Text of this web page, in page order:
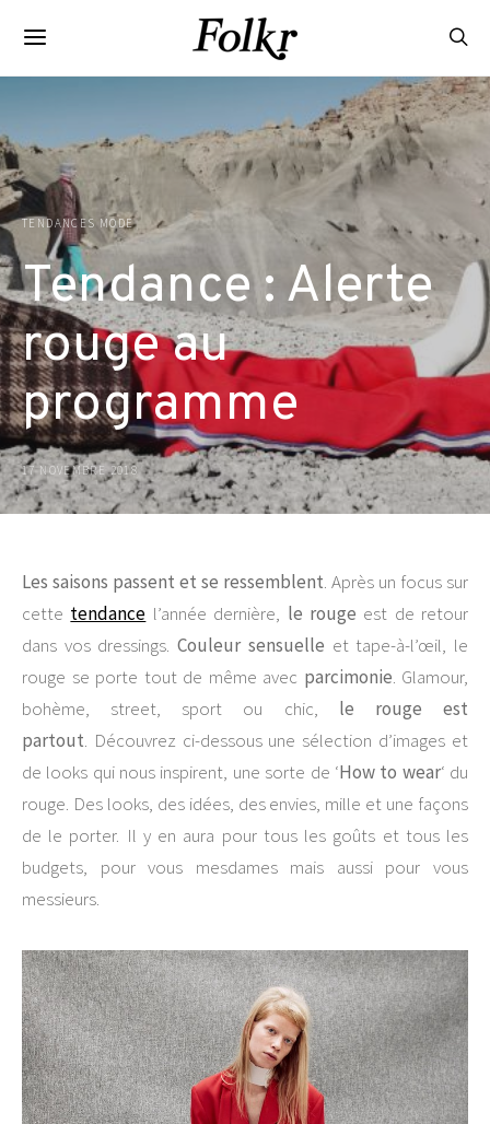
TENDANCES MODE
Tendance : Alerte
rouge au
programme
17 NOVEMBRE 2018
Les saisons passent et se ressemblent. Après un focus sur
cette tendance l’année dernière, le rouge est de retour
dans vos dressings.Couleur sensuelle et tape-à-l’œil, le
rouge se porte tout de même avec parcimonie. Glamour,
bohème, street, sport ou chic, le rouge est
partout. Découvrez ci-dessous une sélection d’images et
de looks qui nous inspirent, une sorte de ‘How to wear‘ du
rouge. Des looks, des idées, des envies, mille et une façons
de le porter. Il y en aura pour tous les goûts et tous les
budgets, pour vous mesdames mais aussi pour vous
messieurs.